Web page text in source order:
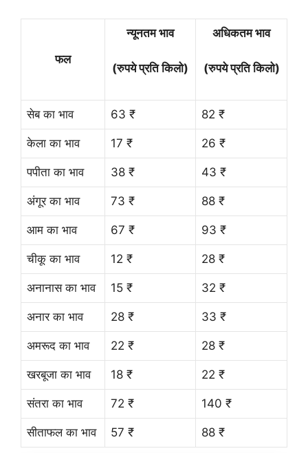
फल
न्यूनतम भाव
(रुपये प्रति किलो)
अधिकतम भाव
(रुपये प्रति किलो)
सेब का भाव 63 ₹ 82 ₹
केला का भाव 17 ₹ 26 ₹
पपीता का भाव 38 ₹ 43 ₹
अंगूर का भाव 73 ₹ 88 ₹
आम का भाव 67 ₹ 93 ₹
चीकू का भाव 12 ₹ 28 ₹
अनानास का भाव 15 ₹ 32 ₹
अनार का भाव 28 ₹ 33 ₹
अमरूद का भाव 22 ₹ 28 ₹
खरबूजा का भाव 18 ₹ 22 ₹
संतरा का भाव 72 ₹ 140 ₹
सीताफल का भाव 57 ₹ 88 ₹